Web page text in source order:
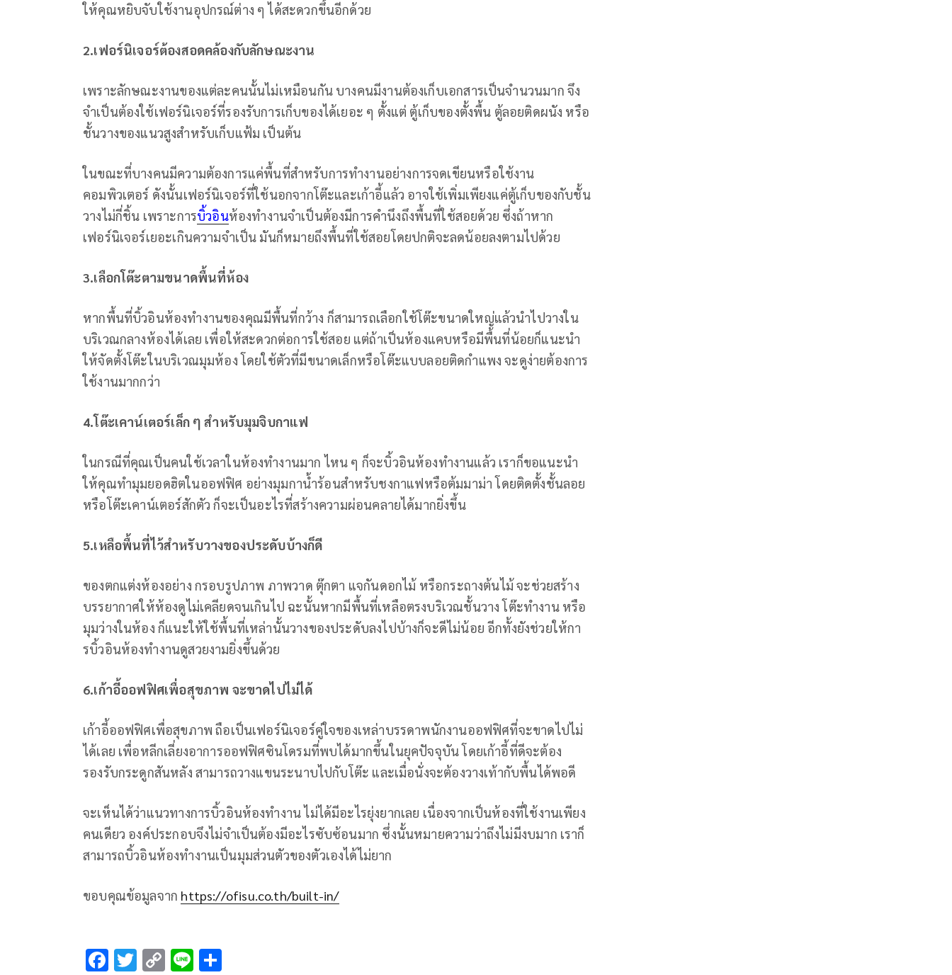
ให้คุณหยิบจับใช้งานอุปกรณ์ต่าง ๆ ได้สะดวกขึ้นอีกด้วย
2.เฟอร์นิเจอร์ต้องสอดคล้องกับลักษณะงาน
เพราะลักษณะงานของแต่ละคนนั้นไม่เหมือนกัน บางคนมีงานต้องเก็บเอกสารเป็นจำนวนมาก จึง
จำเป็นต้องใช้เฟอร์นิเจอร์ที่รองรับการเก็บของได้เยอะ ๆ ตั้งแต่ ตู้เก็บของตั้งพื้น ตู้ลอยติดผนัง หรือ
ชั้นวางของแนวสูงสำหรับเก็บแฟ้ม เป็นต้น
ในขณะที่บางคนมีความต้องการแค่พื้นที่สำหรับการทำงานอย่างการจดเขียนหรือใช้งาน
คอมพิวเตอร์ ดังนั้นเฟอร์นิเจอร์ที่ใช้นอกจากโต๊ะและเก้าอี้แล้ว อาจใช้เพิ่มเพียงแค่ตู้เก็บของกับชั้น
วางไม่กี่ชิ้น เพราะการบิ้วอินห้องทำงานจำเป็นต้องมีการคำนึงถึงพื้นที่ใช้สอยด้วย ซึ่งถ้าหาก
เฟอร์นิเจอร์เยอะเกินความจำเป็น มันก็หมายถึงพื้นที่ใช้สอยโดยปกติจะลดน้อยลงตามไปด้วย
3.เลือกโต๊ะตามขนาดพื้นที่ห้อง
หากพื้นที่บิ้วอินห้องทำงานของคุณมีพื้นที่กว้าง ก็สามารถเลือกใช้โต๊ะขนาดใหญ่แล้วนำไปวางใน
บริเวณกลางห้องได้เลย เพื่อให้สะดวกต่อการใช้สอย แต่ถ้าเป็นห้องแคบหรือมีพื้นที่น้อยก็แนะนำ
ให้จัดตั้งโต๊ะในบริเวณมุมห้อง โดยใช้ตัวที่มีขนาดเล็กหรือโต๊ะแบบลอยติดกำแพง จะดูง่ายต้องการ
ใช้งานมากกว่า
4.โต๊ะเคาน์เตอร์เล็ก ๆ สำหรับมุมจิบกาแฟ
ในกรณีที่คุณเป็นคนใช้เวลาในห้องทำงานมาก ไหน ๆ ก็จะบิ้วอินห้องทำงานแล้ว เราก็ขอแนะนำ
ให้คุณทำมุมยอดฮิตในออฟฟิศ อย่างมุมกาน้ำร้อนสำหรับชงกาแฟหรือต้มมาม่า โดยติดตั้งชั้นลอย
หรือโต๊ะเคาน์เตอร์สักตัว ก็จะเป็นอะไรที่สร้างความผ่อนคลายได้มากยิ่งขึ้น
5.เหลือพื้นที่ไว้สำหรับวางของประดับบ้างก็ดี
ของตกแต่งห้องอย่าง กรอบรูปภาพ ภาพวาด ตุ๊กตา แจกันดอกไม้ หรือกระถางต้นไม้ จะช่วยสร้าง
บรรยากาศให้ห้องดูไม่เคลียดจนเกินไป ฉะนั้นหากมีพื้นที่เหลือตรงบริเวณชั้นวาง โต๊ะทำงาน หรือ
มุมว่างในห้อง ก็แนะให้ใช้พื้นที่เหล่านั้นวางของประดับลงไปบ้างก็จะดีไม่น้อย อีกทั้งยังช่วยให้กา
รบิ้วอินห้องทำงานดูสวยงามยิ่งขึ้นด้วย
6.เก้าอี้ออฟฟิศเพื่อสุขภาพ จะขาดไปไม่ได้
เก้าอี้ออฟฟิศเพื่อสุขภาพ ถือเป็นเฟอร์นิเจอร์คู่ใจของเหล่าบรรดาพนักงานออฟฟิศที่จะขาดไปไม่
ได้เลย เพื่อหลีกเลี่ยงอาการออฟฟิศซินโดรมที่พบได้มากขึ้นในยุคปัจจุบัน โดยเก้าอี้ที่ดีจะต้อง
รองรับกระดูกสันหลัง สามารถวางแขนระนาบไปกับโต๊ะ และเมื่อนั่งจะต้องวางเท้ากับพื้นได้พอดี
จะเห็นได้ว่าแนวทางการบิ้วอินห้องทำงาน ไม่ได้มีอะไรยุ่งยากเลย เนื่องจากเป็นห้องที่ใช้งานเพียง
คนเดียว องค์ประกอบจึงไม่จำเป็นต้องมีอะไรซับซ้อนมาก ซึ่งนั้นหมายความว่าถึงไม่มีงบมาก เราก็
สามารถบิ้วอินห้องทำงานเป็นมุมส่วนตัวของตัวเองได้ไม่ยาก
ขอบคุณข้อมูลจาก https://ofisu.co.th/built-in/
F T C Li